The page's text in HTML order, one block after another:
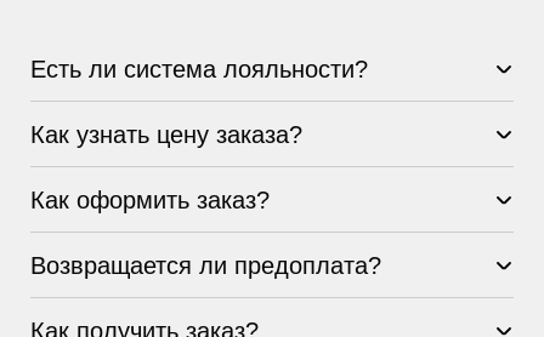
Есть ли система лояльности?
Как узнать цену заказа?
Как оформить заказ?
Возвращается ли предоплата?
Как получить заказ?